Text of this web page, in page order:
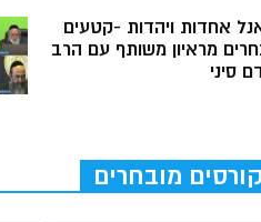
אחדות ויהדות -קטעים
מראיון משותף עם הרב
סיני
קורסים מובחרים